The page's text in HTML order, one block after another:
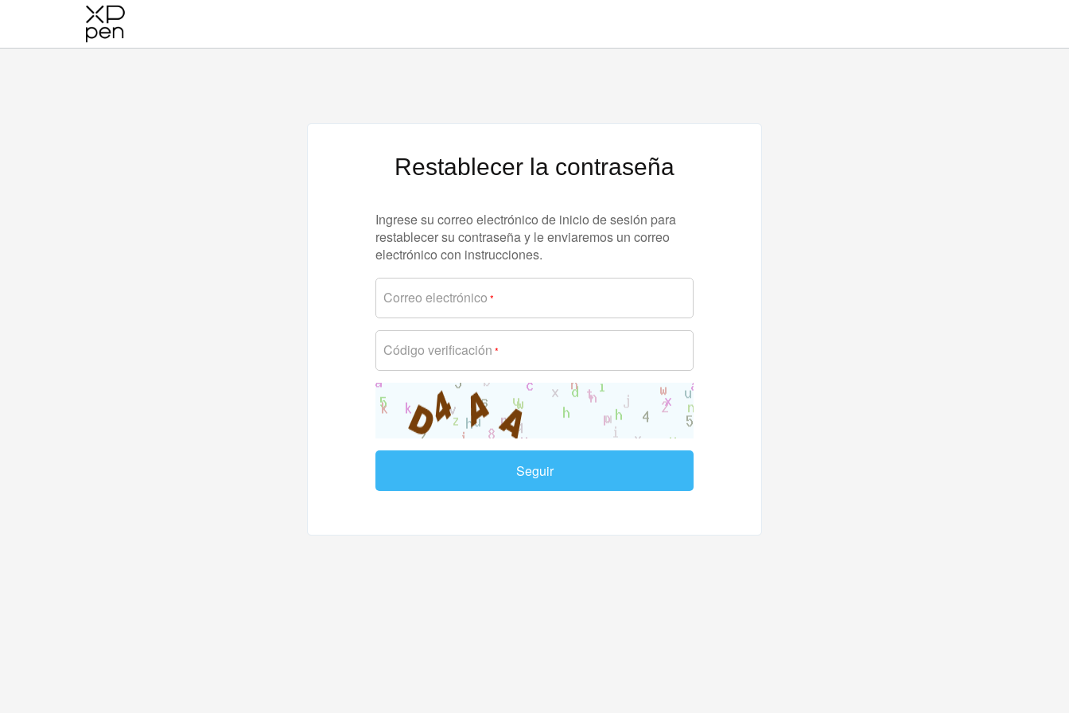
Restablecer la contraseña
Ingrese su correo electrónico de inicio de sesión para
restablecer su contraseña y le enviaremos un correo
electrónico con instrucciones.
Correo electrónico *
Código verificación *
Seguir